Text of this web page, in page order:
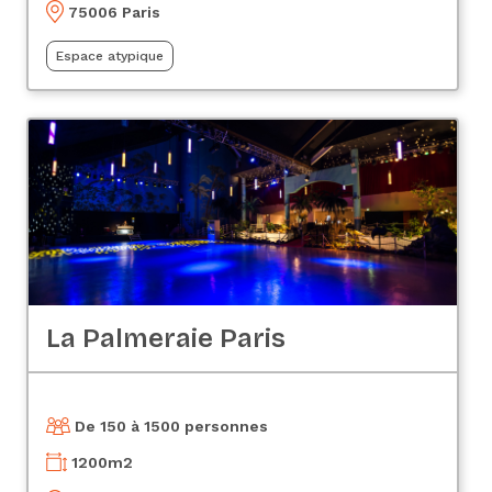
75006 Paris
Espace atypique
La Palmeraie Paris
De 150 à 1500 personnes
1200m2